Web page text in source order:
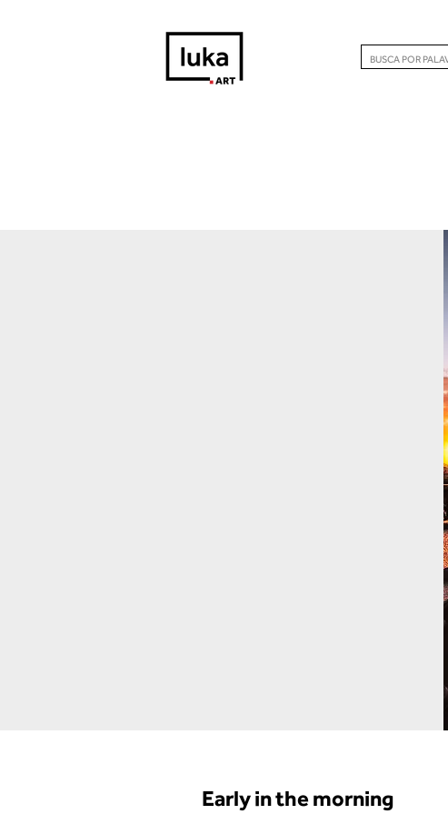
Early in the morning